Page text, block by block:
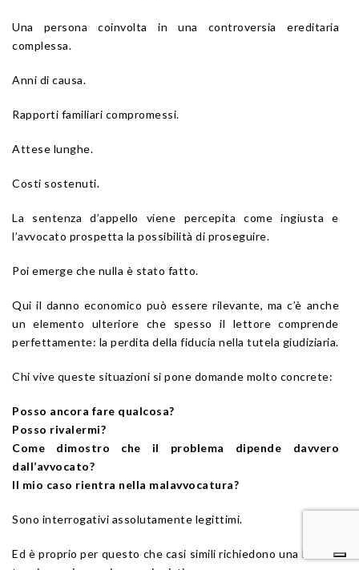
Una persona coinvolta in una controversia ereditaria
complessa.
Anni di causa.
Rapporti familiari compromessi.
Attese lunghe.
Costi sostenuti.
La sentenza d’appello viene percepita come ingiusta e
l’avvocato prospetta la possibilità di proseguire.
Poi emerge che nulla è stato fatto.
Qui il danno economico può essere rilevante, ma c’è anche
un elemento ulteriore che spesso il lettore comprende
perfettamente: la perdita della fiducia nella tutela giudiziaria.
Chi vive queste situazioni si pone domande molto concrete:
Posso ancora fare qualcosa?
Posso rivalermi?
Come dimostro che il problema dipende davvero
dall’avvocato?
Il mio caso rientra nella malavvocatura?
Sono interrogativi assolutamente legittimi.
Ed è proprio per questo che casi simili richiedono una lettura